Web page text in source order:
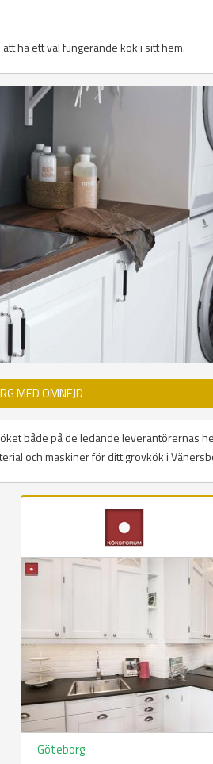
ha ett väl fungerande kök i sitt hem.
MED OMNEJD
både på de ledande leverantörernas
och maskiner för ditt grovkök i
Göteborg